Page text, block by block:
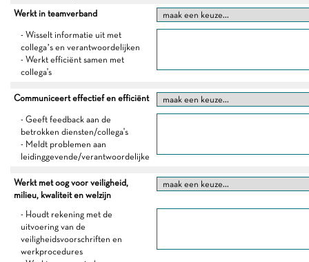
Werkt in teamverband
- Wisselt informatie uit met
collega’s en verantwoordelijken
- Werkt efficiënt samen met
collega's
Communiceert effectief en efficiënt
- Geeft feedback aan de
betrokken diensten/collega's
- Meldt problemen aan
leidinggevende/verantwoordelijke
Werkt met oog voor veiligheid,
milieu, kwaliteit en welzijn
- Houdt rekening met de
uitvoering van de
veiligheidsvoorschriften en
werkprocedures